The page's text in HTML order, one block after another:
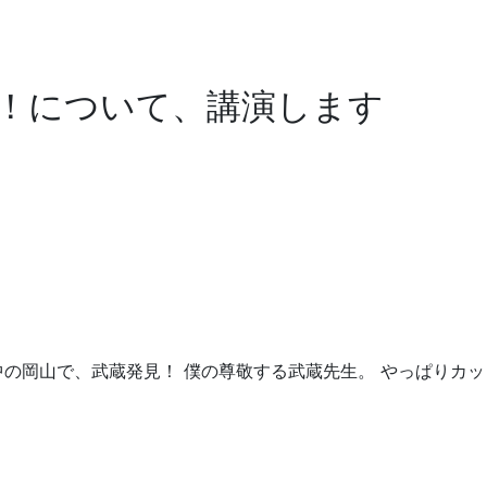
について、講演します
岡山で、武蔵発見！ 僕の尊敬する武蔵先生。 やっぱりカ